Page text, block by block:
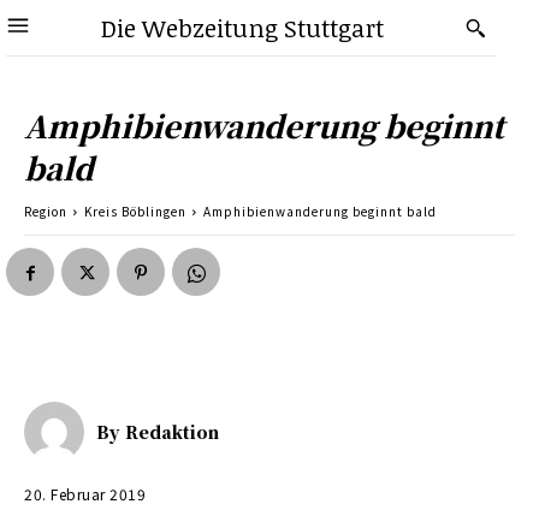
Die Webzeitung Stuttgart
Amphibienwanderung beginnt
bald
Region Kreis Böblingen Amphibienwanderung beginnt bald
By Redaktion
20. Februar 2019